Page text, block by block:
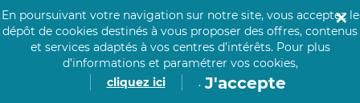
Code de Déontologie
Mentions Légales
En poursuivant votre navigation sur notre site, vous acceptez le
dépôt de cookies destinés à vous proposer des offres, contenus
et services adaptés à vos centres d’intérêts. Pour plus
d’informations et paramétrer vos cookies,
cliquez ici
. J'accepte
✕